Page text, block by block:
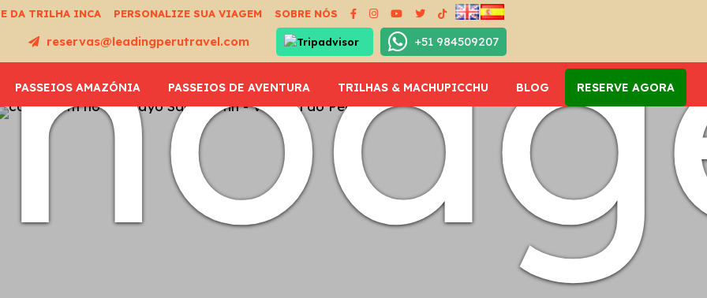
DA TRILHA INCA PERSONALIZE SUA VIAGEM SOBRE NÓS
reservas@leadingperutravel.com +51 984509207
PASSEIOS AMAZÓNIA PASSEIOS DE AVENTURA TRILHAS & MACHUPICCHU BLOG RESERVE AGORA